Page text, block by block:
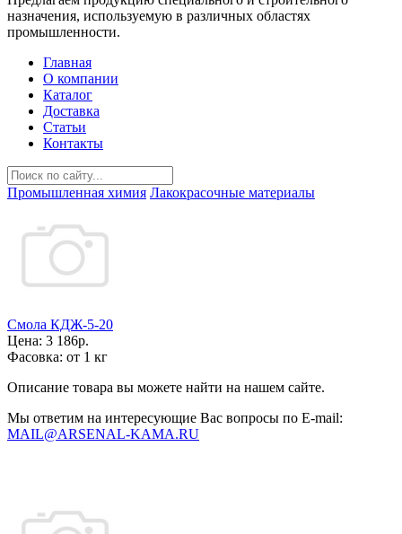
назначения, используемую в различных областях
промышленности.
Главная
О компании
Каталог
Доставка
Статьи
Контакты
Промышленная химия Лакокрасочные материалы
Смола КДЖ-5-20
Цена: 3 186р.
Фасовка: от 1 кг
Описание товара вы можете найти на нашем сайте.
Мы ответим на интересующие Вас вопросы по E-mail:
MAIL@ARSENAL-KAMA.RU